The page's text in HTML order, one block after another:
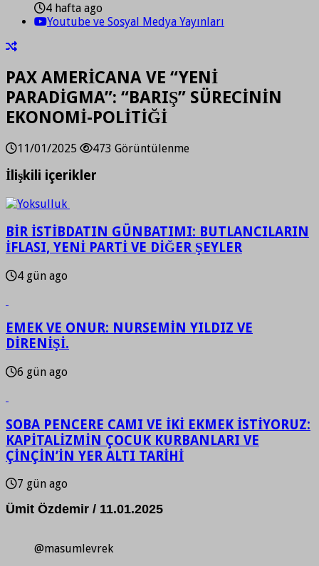
4 hafta ago
Youtube ve Sosyal Medya Yayınları
PAX AMERİCANA VE “YENİ
PARADİGMA”: “BARIŞ” SÜRECİNİN
EKONOMİ-POLİTİĞİ
11/01/2025 473 Görüntülenme
İlişkili içerikler
BİR İSTİBDATIN GÜNBATIMI: BUTLANCILARIN
İFLASI, YENİ PARTİ VE DİĞER ŞEYLER
4 gün ago
EMEK VE ONUR: NURSEMİN YILDIZ VE
DİRENİŞİ.
6 gün ago
SOBA PENCERE CAMI VE İKİ EKMEK İSTİYORUZ:
KAPİTALİZMİN ÇOCUK KURBANLARI VE
ÇİNÇİN’İN YER ALTI TARİHİ
7 gün ago
Ümit Özdemir / 11.01.2025
@masumlevrek